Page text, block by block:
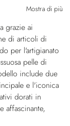
Mostra di più
grazie ai
di articoli di
per l'artigianato
pelle di
include due
e l'iconica
dorati in
affascinante,